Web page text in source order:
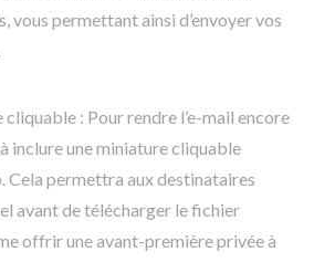
vous permettant ainsi d’envoyer vos
: Pour rendre l’e-mail encore
inclure une miniature cliquable
Cela permettra aux destinataires
avant de télécharger le fichier
offrir une avant-première privée à